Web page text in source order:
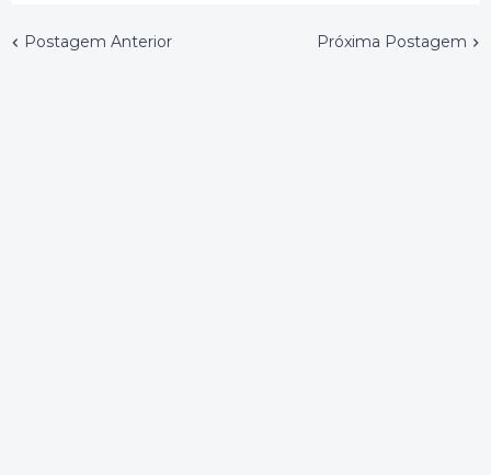
Postagem Anterior Próxima Postagem